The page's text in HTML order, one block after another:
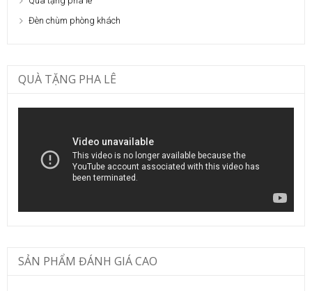
Đèn chùm phòng khách
QUÀ TẶNG PHA LÊ
SẢN PHẨM ĐÁNH GIÁ CAO